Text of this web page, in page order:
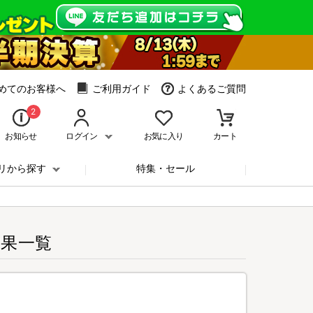
てのお客様へ ご利用ガイド よくあるご質問
2
お知らせ ログイン お気に入り カート
から探す 特集・セール
一覧